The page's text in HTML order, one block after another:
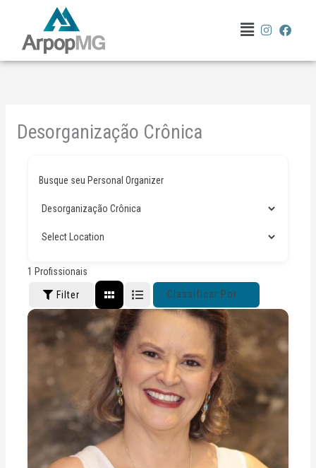
conteúdo
Menu
Desorganização Crônica
Busque seu Personal Organizer
1 Profissionais
Filter Classificar Por